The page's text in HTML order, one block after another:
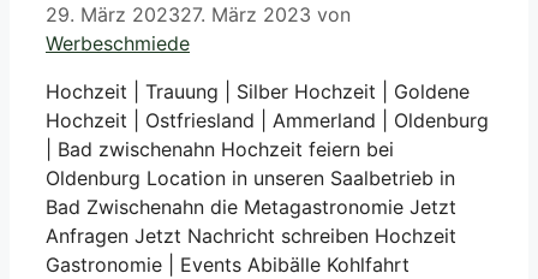
29. März 202327. März 2023 von
Werbeschmiede
Hochzeit | Trauung | Silber Hochzeit | Goldene
Hochzeit | Ostfriesland | Ammerland | Oldenburg
| Bad zwischenahn Hochzeit feiern bei
Oldenburg Location in unseren Saalbetrieb in
Bad Zwischenahn die Metagastronomie Jetzt
Anfragen Jetzt Nachricht schreiben Hochzeit
Gastronomie | Events Abibälle Kohlfahrt